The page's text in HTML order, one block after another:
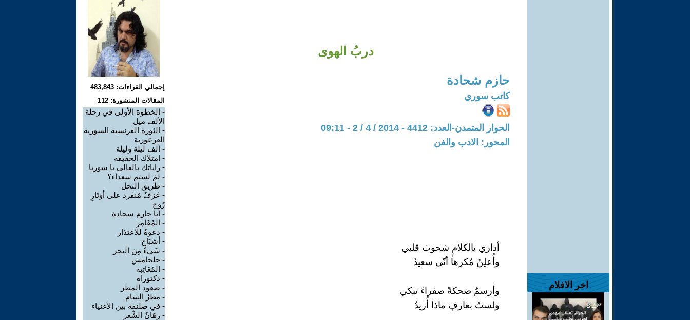
اخر الافلام
دربُ الهوى
حازم شحادة
كاتب سوري
الحوار المتمدن-العدد: 4412 - 2014 / 4 / 2 - 09:11
المحور: الادب والفن
أداري بالكلامِ شحوبَ قلبي
وأُعلِنُ مُكرهاً أنّي سعيدُ
وأرسمُ ضحكةً صفراءَ تبكي
ولستُ بعارفٍ ماذا أُريدُ
إجمالي القراءات: 483,843
المقالات المنشورة: 112
- الخطوة الأولى في رحلة
الألف ميل
- الثورة الفرنسية السورية
العرعورية
- ألف ليلة وليلة
- امتلاك الحقيقة
- راياتك بالعالي يا سوريا
- لمَ لستم سعداء؟
- طريق النحل
- عَزفٌ مٌنفَرد على أوتَارِ
رُوح
- أنا حازم شحادة
- المُقَامِر
- دعوةٌ للاعتذار
- أشبَاح
- شَيءٌ مِنَ البحر
- جلجامش
- المُعَاتِبه
- دكتوراه
- صعود المطر
- مطرُ الشام
- في صلنفة بين الأغنياء
- رِهَانُ الشِّعر